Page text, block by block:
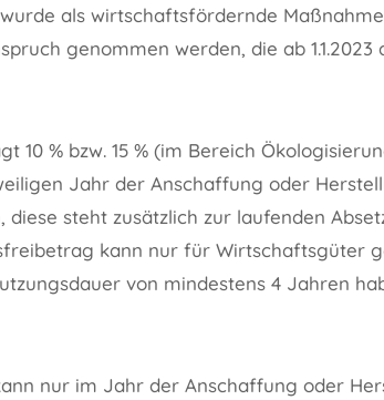
als wirtschaftsfördernde
genommen werden, die ab
10 % bzw. 15 % (im Bereich
Jahr der Anschaffung oder
diese steht zusätzlich zur laufenden
kann nur für Wirtschaftsgüter
von mindestens 4 Jahren
nur im Jahr der Anschaffung oder